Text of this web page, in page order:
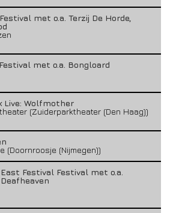
met o.a. Terzij De Horde,
met o.a. Bongloard
Live: Wolfmother
(Zuiderparktheater (Den Haag))
(Doornroosje (Nijmegen))
Festival Festival met o.a.